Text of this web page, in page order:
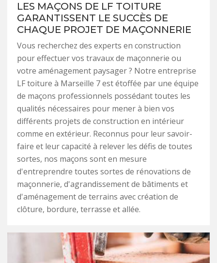
LES MAÇONS DE LF TOITURE
GARANTISSENT LE SUCCÈS DE
CHAQUE PROJET DE MAÇONNERIE
Vous recherchez des experts en construction
pour effectuer vos travaux de maçonnerie ou
votre aménagement paysager ? Notre entreprise
LF toiture à Marseille 7 est étoffée par une équipe
de maçons professionnels possédant toutes les
qualités nécessaires pour mener à bien vos
différents projets de construction en intérieur
comme en extérieur. Reconnus pour leur savoir-
faire et leur capacité à relever les défis de toutes
sortes, nos maçons sont en mesure
d'entreprendre toutes sortes de rénovations de
maçonnerie, d'agrandissement de bâtiments et
d'aménagement de terrains avec création de
clôture, bordure, terrasse et allée.